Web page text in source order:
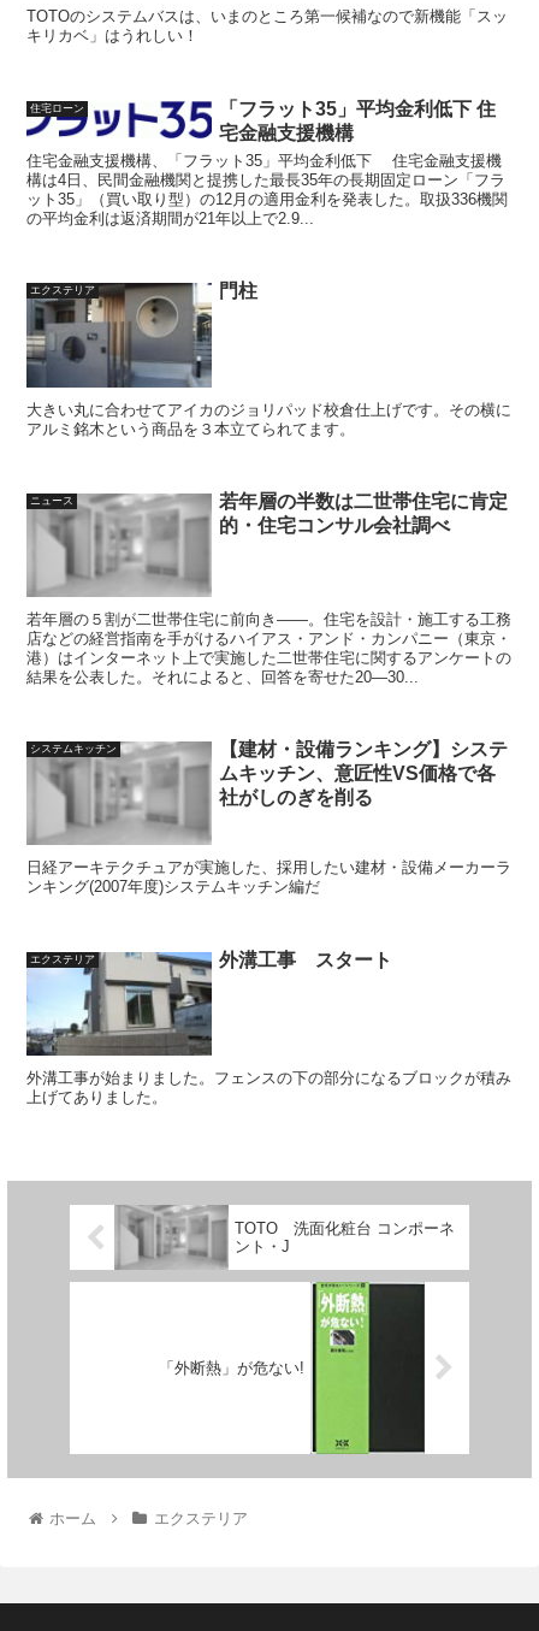
TOTOのシステムバスは、いまのところ第一候補なので新機能「スッ
キリカベ」はうれしい！
住宅ローン
「フラット35」平均金利低下 住
宅金融支援機構
住宅金融支援機構、「フラット35」平均金利低下 住宅金融支援機
構は4日、民間金融機関と提携した最長35年の長期固定ローン「フラ
ット35」（買い取り型）の12月の適用金利を発表した。取扱336機関
の平均金利は返済期間が21年以上で2.9...
エクステリア 門柱
大きい丸に合わせてアイカのジョリパッド校倉仕上げです。その横に
アルミ銘木という商品を３本立てられてます。
ニュース
若年層の半数は二世帯住宅に肯定
的・住宅コンサル会社調べ
若年層の５割が二世帯住宅に前向き――。住宅を設計・施工する工務
店などの経営指南を手がけるハイアス・アンド・カンパニー（東京・
港）はインターネット上で実施した二世帯住宅に関するアンケートの
結果を公表した。それによると、回答を寄せた20―30...
システムキッチン
【建材・設備ランキング】システ
ムキッチン、意匠性VS価格で各
社がしのぎを削る
日経アーキテクチュアが実施した、採用したい建材・設備メーカーラ
ンキング(2007年度)システムキッチン編だ
エクステリア 外溝工事 スタート
外溝工事が始まりました。フェンスの下の部分になるブロックが積み
上げてありました。
TOTO 洗面化粧台 コンポーネ
ント・J
「外断熱」が危ない!
ホーム エクステリア